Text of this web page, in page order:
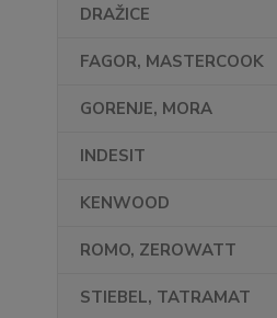
DRAŽICE
FAGOR, MASTERCOOK
GORENJE, MORA
INDESIT
KENWOOD
ROMO, ZEROWATT
STIEBEL, TATRAMAT